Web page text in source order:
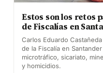
Estos son los retos
de Fiscalías en
Carlos Eduardo
de la Fiscalía en
microtráfico, sicariato,
y homicidios.